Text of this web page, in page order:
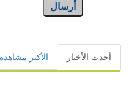
أرسال
أحدث الأخبار الأكثر مشاهدة